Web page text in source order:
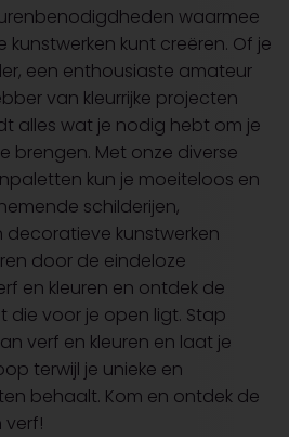
waarmee
kunt creëren. Of je
een enthousiaste amateur
van kleurrijke projecten
alles wat je nodig hebt om je
brengen. Met onze diverse
kun je moeiteloos en
schilderijen,
decoratieve kunstwerken
door de eindeloze
en kleuren en ontdek de
die voor je open ligt. Stap
verf en kleuren en laat je
terwijl je unieke en
behaalt. Kom en ontdek de
verf!